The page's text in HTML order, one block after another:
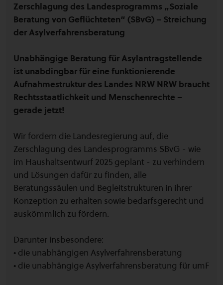
Zerschlagung des Landesprogramms „Soziale
Beratung von Geflüchteten“ (SBvG) – Streichung
der Asylverfahrensberatung
Unabhängige Beratung für Asylantragstellende
ist unabdingbar für eine funktionierende
Aufnahmestruktur des Landes NRW NRW braucht
Rechtsstaatlichkeit und Menschenrechte –
gerade jetzt!
Wir fordern die Landesregierung auf, die
Zerschlagung des Landesprogramms SBvG - wie
im Haushaltsentwurf 2025 geplant - zu verhindern
und Lösungen dafür zu finden, alle
Beratungssäulen und Begleitstrukturen in ihrer
Konzeption zu erhalten sowie bedarfsgerecht und
auskömmlich zu fördern.
Darunter insbesondere:
• die unabhängigen Asylverfahrensberatung
• die unabhängige Asylverfahrensberatung für umF